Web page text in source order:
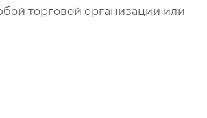
торговой организации или